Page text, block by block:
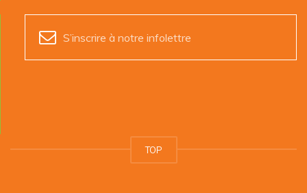
S’inscrire à notre infolettre
TOP